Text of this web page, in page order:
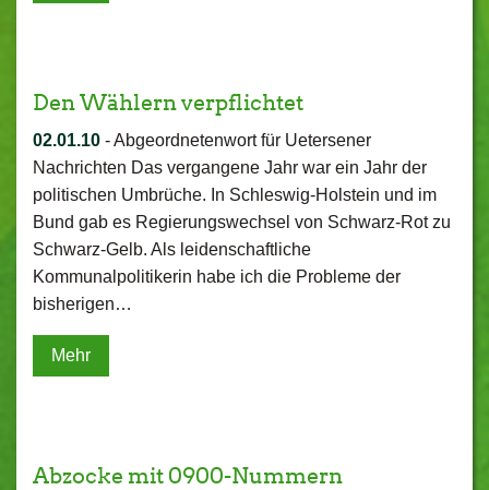
Den Wählern verpflichtet
02.01.10 -Abgeordnetenwort für Uetersener
Nachrichten Das vergangene Jahr war ein Jahr der
politischen Umbrüche. In Schleswig-Holstein und im
Bund gab es Regierungswechsel von Schwarz-Rot zu
Schwarz-Gelb. Als leidenschaftliche
Kommunalpolitikerin habe ich die Probleme der
bisherigen…
Mehr
Abzocke mit 0900-Nummern